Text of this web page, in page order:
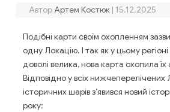
Автор Артем Костюк | 15.12.2025
Подібні карти своїм охопленням
одну Локацію. І так як у цьому
доволі велика, нова карта охопила
Відповідно у всіх нижчеперелічених
історичних шарів з’явився новий
року: